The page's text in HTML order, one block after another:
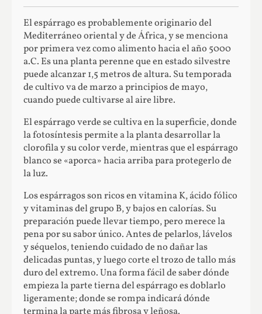
El espárrago es probablemente originario del
Mediterráneo oriental y de África, y se menciona
por primera vez como alimento hacia el año 5000
a.C. Es una planta perenne que en estado silvestre
puede alcanzar 1,5 metros de altura. Su temporada
de cultivo va de marzo a principios de mayo,
cuando puede cultivarse al aire libre.
El espárrago verde se cultiva en la superficie, donde
la fotosíntesis permite a la planta desarrollar la
clorofila y su color verde, mientras que el espárrago
blanco se «aporca» hacia arriba para protegerlo de
la luz.
Los espárragos son ricos en vitamina K, ácido fólico
y vitaminas del grupo B, y bajos en calorías. Su
preparación puede llevar tiempo, pero merece la
pena por su sabor único. Antes de pelarlos, lávelos
y séquelos, teniendo cuidado de no dañar las
delicadas puntas, y luego corte el trozo de tallo más
duro del extremo. Una forma fácil de saber dónde
empieza la parte tierna del espárrago es doblarlo
ligeramente; donde se rompa indicará dónde
termina la parte más fibrosa y leñosa.